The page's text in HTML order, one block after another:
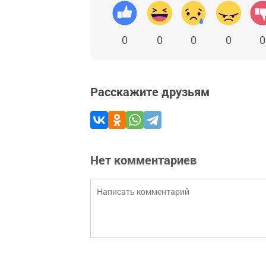
0 0 0 0 0
Расскажите друзьям
Нет комментариев